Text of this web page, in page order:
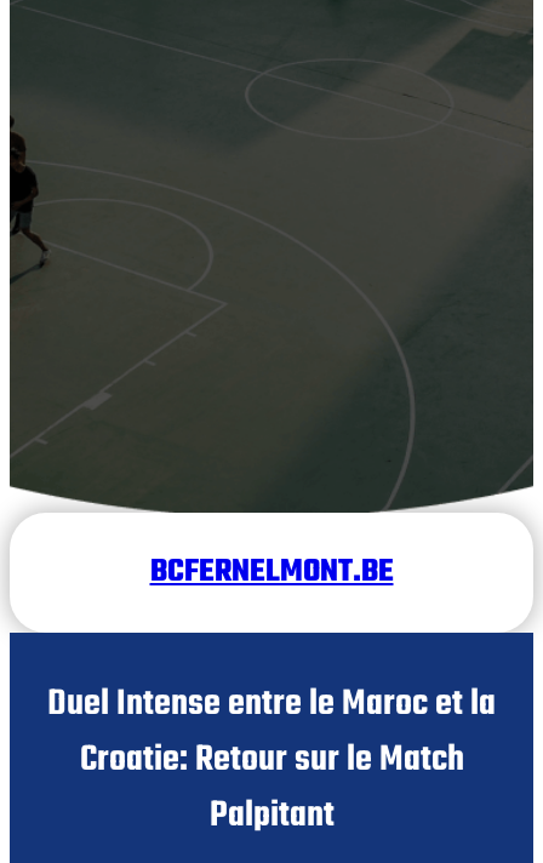
BCFERNELMONT.BE
Duel Intense entre le Maroc et la
Croatie: Retour sur le Match
Palpitant